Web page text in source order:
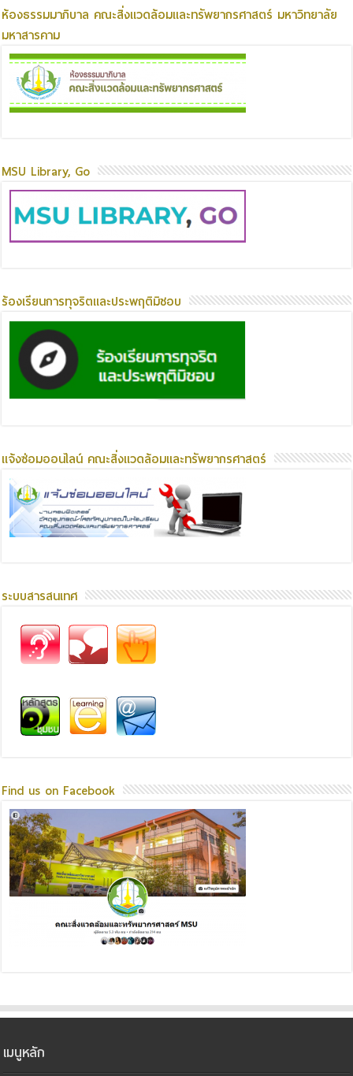
ห้องธรรมมาภิบาล คณะสิ่งแวดล้อมและทรัพยากรศาสตร์ มหาวิทยาลัย
มหาสารคาม
MSU Library, Go
ร้องเรียนการทุจริตและประพฤติมิชอบ
แจ้งซ่อมออนไลน์ คณะสิ่งแวดล้อมและทรัพยากรศาสตร์
ระบบสารสนเทศ
Find us on Facebook
เมนูหลัก